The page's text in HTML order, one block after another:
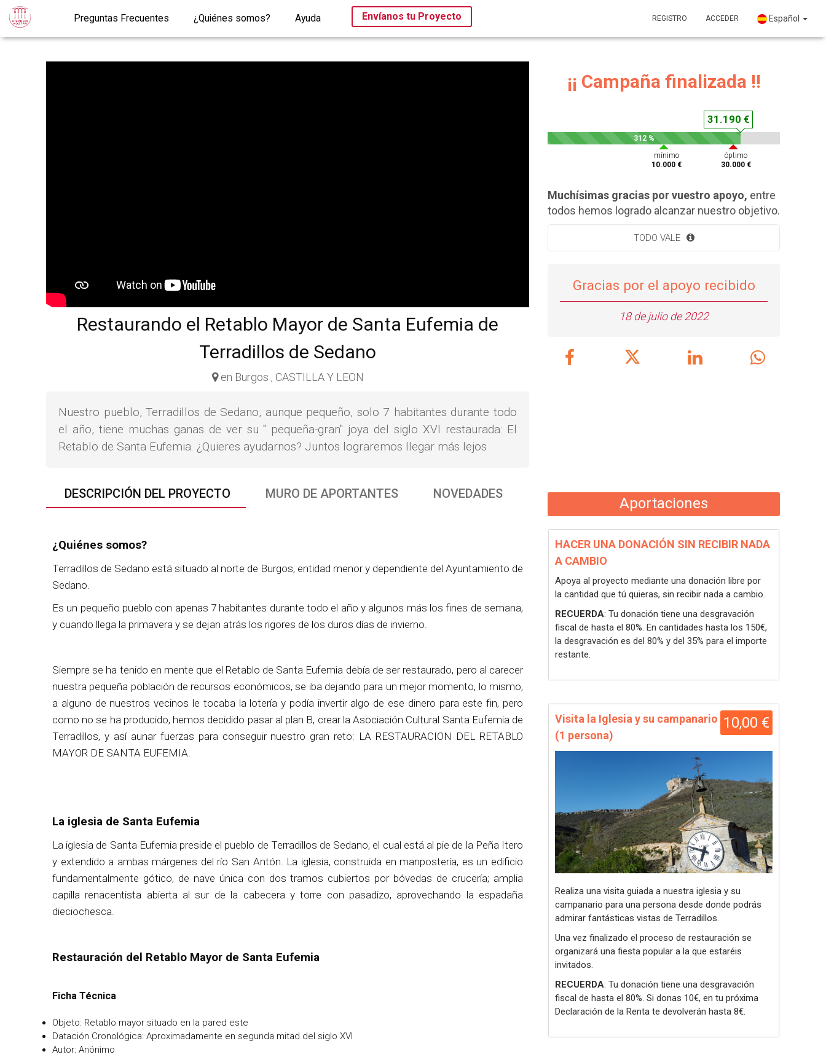
Preguntas Frecuentes ¿Quiénes somos? Ayuda Envíanos tu Proyecto REGISTRO ACCEDER Español
Restaurando el Retablo Mayor de Santa Eufemia de
Terradillos de Sedano
en Burgos , CASTILLA Y LEON
Nuestro pueblo, Terradillos de Sedano, aunque pequeño, solo 7 habitantes durante todo
el año, tiene muchas ganas de ver su " pequeña-gran" joya del siglo XVI restaurada: El
Retablo de Santa Eufemia. ¿Quieres ayudarnos? Juntos lograremos llegar más lejos
¡¡ Campaña finalizada !!
31.190 €
312 %
mínimo
10.000 €
óptimo
30.000 €
Muchísimas gracias por vuestro apoyo, entre
todos hemos logrado alcanzar nuestro objetivo.
TODO VALE
Gracias por el apoyo recibido
18 de julio de 2022
DESCRIPCIÓN DEL PROYECTO MURO DE APORTANTES NOVEDADES
¿Quiénes somos?
Terradillos de Sedano está situado al norte de Burgos, entidad menor y dependiente del Ayuntamiento de
Sedano.
Es un pequeño pueblo con apenas 7 habitantes durante todo el año y algunos más los fines de semana,
y cuando llega la primavera y se dejan atrás los rigores de los duros días de invierno.
Siempre se ha tenido en mente que el Retablo de Santa Eufemia debía de ser restaurado, pero al carecer
nuestra pequeña población de recursos económicos, se iba dejando para un mejor momento, lo mismo,
a alguno de nuestros vecinos le tocaba la lotería y podía invertir algo de ese dinero para este fin, pero
como no se ha producido, hemos decidido pasar al plan B, crear la Asociación Cultural Santa Eufemia de
Terradillos, y así aunar fuerzas para conseguir nuestro gran reto: LA RESTAURACION DEL RETABLO
MAYOR DE SANTA EUFEMIA.
La iglesia de Santa Eufemia
La iglesia de Santa Eufemia preside el pueblo de Terradillos de Sedano, el cual está al pie de la Peña Itero
y extendido a ambas márgenes del río San Antón. La iglesia, construida en manpostería, es un edificio
fundamentalmente gótico, de nave única con dos tramos cubiertos por bóvedas de crucería; amplia
capilla renacentista abierta al sur de la cabecera y torre con pasadizo, aprovechando la espadaña
dieciochesca.
Restauración del Retablo Mayor de Santa Eufemia
Ficha Técnica
Objeto: Retablo mayor situado en la pared este
Datación Cronológica: Aproximadamente en segunda mitad del siglo XVI
Autor: Anónimo
Aportaciones
HACER UNA DONACIÓN SIN RECIBIR NADA
A CAMBIO
Apoya al proyecto mediante una donación libre por
la cantidad que tú quieras, sin recibir nada a cambio.
RECUERDA: Tu donación tiene una desgravación
fiscal de hasta el 80%. En cantidades hasta los 150€,
la desgravación es del 80% y del 35% para el importe
restante.
10,00 €
Visita la Iglesia y su campanario
(1 persona)
Realiza una visita guiada a nuestra iglesia y su
campanario para una persona desde donde podrás
admirar fantásticas vistas de Terradillos.
Una vez finalizado el proceso de restauración se
organizará una fiesta popular a la que estaréis
invitados.
RECUERDA: Tu donación tiene una desgravación
fiscal de hasta el 80%. Si donas 10€, en tu próxima
Declaración de la Renta te devolverán hasta 8€.